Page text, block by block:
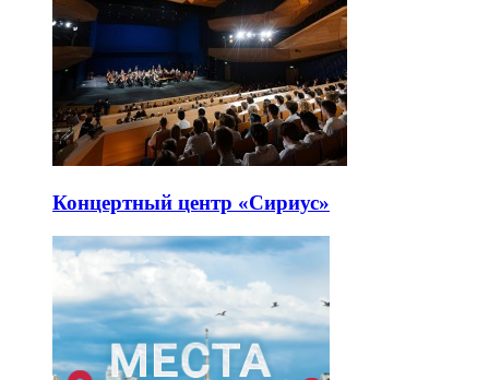
Концертный центр «Сириус»